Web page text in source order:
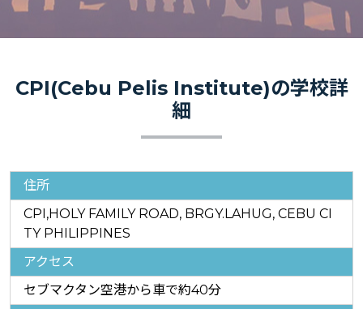
CPI(Cebu Pelis Institute)の学校詳
細
住所
CPI,HOLY FAMILY ROAD, BRGY.LAHUG, CEBU CI
TY PHILIPPINES
アクセス
セブマクタン空港から車で約40分